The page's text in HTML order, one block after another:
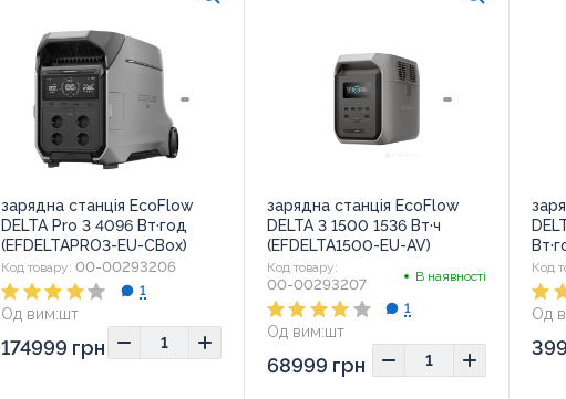
зарядна станція EcoFlow
DELTA Pro 3 4096 Вт·год
(EFDELTAPRO3-EU-CBox)
Код товару: 00-00293206
Од вим:шт
693x341x410
1
174999 грн
зарядна станція EcoFlow
DELTA 3 1500 1536 Вт·ч
(EFDELTA1500-EU-AV)
Код товару:
00-00293207 В наявності
Од вим:шт
400x211x281
1
68999 грн
Код
Од